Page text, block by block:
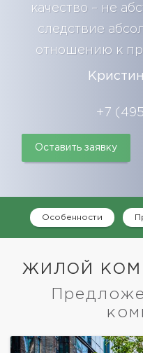
качество – не
следствие
отношению к
+7
Оставить заявку
Особенности
ЖИЛОЙ